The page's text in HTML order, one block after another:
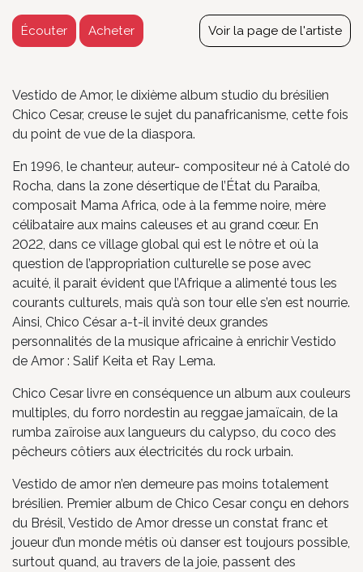
Écouter Acheter Voir la page de l'artiste
Vestido de Amor, le dixième album studio du brésilien
Chico Cesar, creuse le sujet du panafricanisme, cette fois
du point de vue de la diaspora.
En 1996, le chanteur, auteur- compositeur né à Catolé do
Rocha, dans la zone désertique de l’État du Paraíba,
composait Mama Africa, ode à la femme noire, mère
célibataire aux mains caleuses et au grand cœur. En
2022, dans ce village global qui est le nôtre et où la
question de l’appropriation culturelle se pose avec
acuité, il parait évident que l’Afrique a alimenté tous les
courants culturels, mais qu’à son tour elle s’en est nourrie.
Ainsi, Chico César a-t-il invité deux grandes
personnalités de la musique africaine à enrichir Vestido
de Amor : Salif Keita et Ray Lema.
Chico Cesar livre en conséquence un album aux couleurs
multiples, du forro nordestin au reggae jamaïcain, de la
rumba zaïroise aux langueurs du calypso, du coco des
pêcheurs côtiers aux électricités du rock urbain.
Vestido de amor n’en demeure pas moins totalement
brésilien. Premier album de Chico Cesar conçu en dehors
du Brésil, Vestido de Amor dresse un constat franc et
joueur d’un monde métis où danser est toujours possible,
surtout quand, au travers de la joie, passent des